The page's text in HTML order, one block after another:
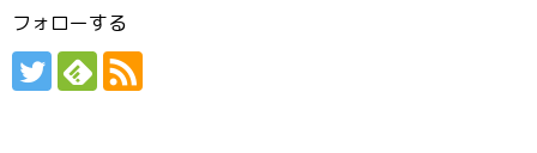
フォローする